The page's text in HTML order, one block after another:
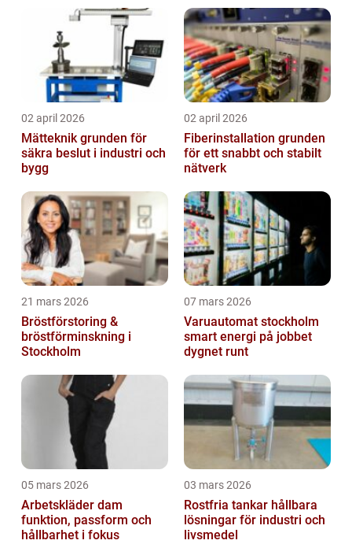
02 april 2026
Mätteknik grunden för
säkra beslut i industri och
bygg
02 april 2026
Fiberinstallation grunden
för ett snabbt och stabilt
nätverk
21 mars 2026
Bröstförstoring &
bröstförminskning i
Stockholm
07 mars 2026
Varuautomat stockholm
smart energi på jobbet
dygnet runt
05 mars 2026
Arbetskläder dam
funktion, passform och
hållbarhet i fokus
03 mars 2026
Rostfria tankar hållbara
lösningar för industri och
livsmedel